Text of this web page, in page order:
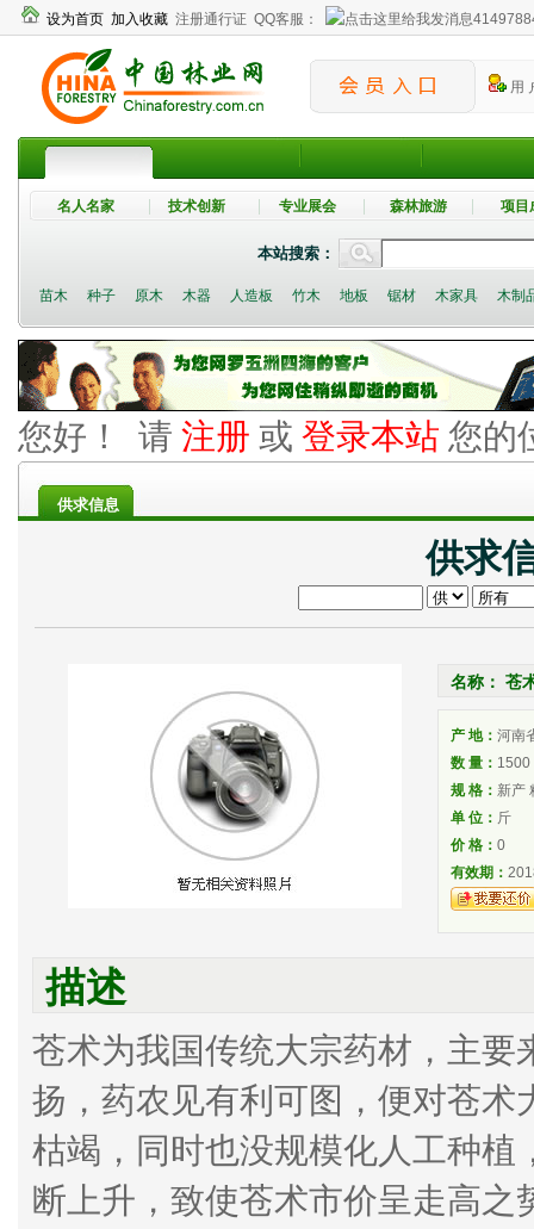
设为首页 加入收藏 注册通行证 QQ客服：
用
名人名家 技术创新 专业展会 森林旅游 项目
本站搜索：
苗木 种子 原木 木器 人造板 竹木 地板 锯材 木家具 木制
您好！ 请 注册 或 登录本站 您的
供求信息
供求
名称： 苍
产 地： 河南
数 量： 1500
规 格： 新产
单 位： 斤
价 格： 0
有效期：
描述
苍术为我国传统大宗药材，主
扬，药农见有利可图，便对苍
枯竭，同时也没规模化人工种植
断上升，致使苍术市价呈走高